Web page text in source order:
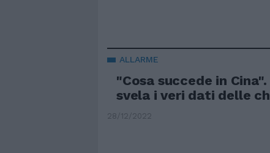
ALLARME
"Cosa succede in
svela i veri dati delle
28/12/2022